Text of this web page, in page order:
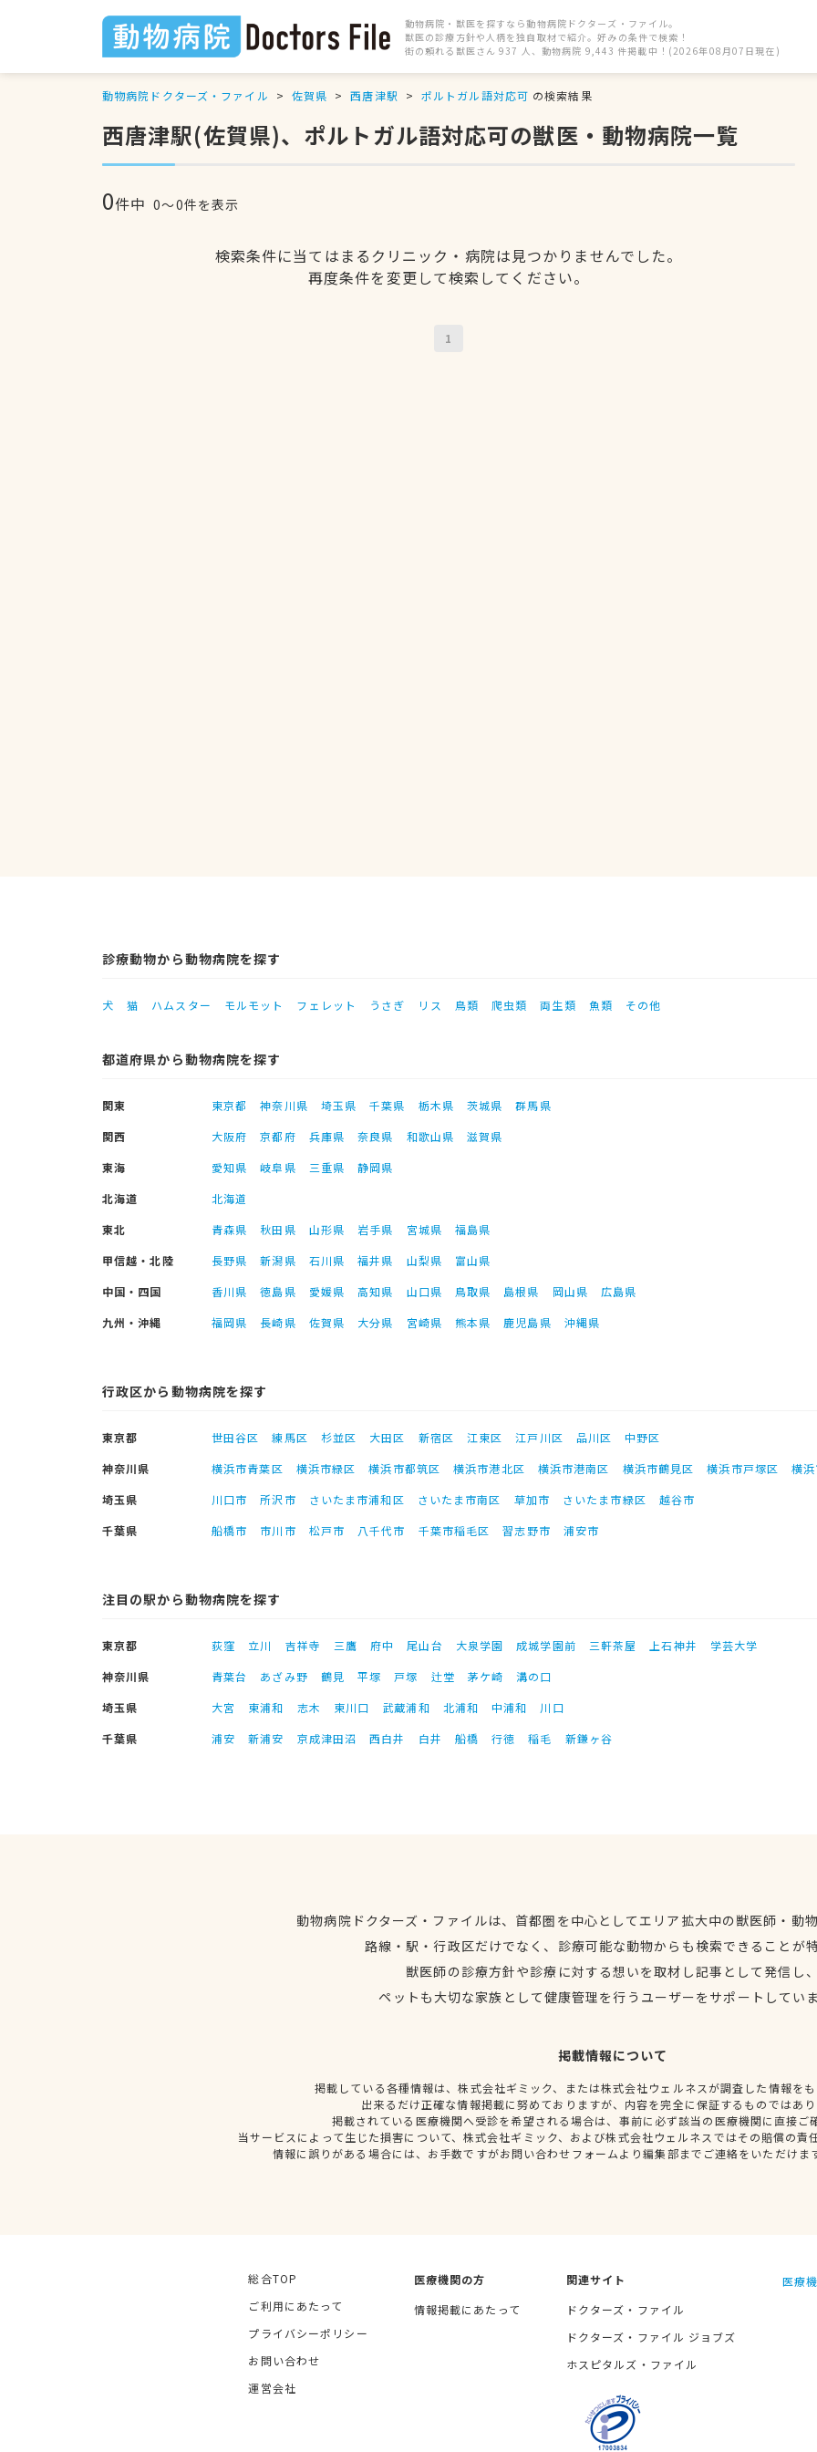
動物病院・獣医を探すなら動物病院ドクターズ・ファイル。
獣医の診療方針や人柄を独自取材で紹介。好みの条件で検索！
街の頼れる獣医さん 937 人、動物病院 9,443 件掲載中！(2026年08月07日現在)
動物病院ドクターズ・ファイル 佐賀県 西唐津駅 ポルトガル語対応可 の検索結果
西唐津駅(佐賀県)、ポルトガル語対応可の獣医・動物病院一覧
0件中 0〜0件を表示
検索条件に当てはまるクリニック・病院は見つかりませんでした。
再度条件を変更して検索してください。
1
診療動物から動物病院を探す
犬 猫 ハムスター モルモット フェレット うさぎ リス 鳥類 爬虫類 両生類 魚類 その他
都道府県から動物病院を探す
関東 東京都 神奈川県 埼玉県 千葉県 栃木県 茨城県
群馬県
関西
大阪府 京都府 兵庫県 奈良県 和歌山県
滋賀県
東海
愛知県 岐阜県 三重県
静岡県
北海道
北海道
東北
青森県 秋田県 山形県 岩手県 宮城県
福島県
甲信越・北陸
長野県 新潟県 石川県 福井県 山梨県
富山県
中国・四国
香川県 徳島県 愛媛県 高知県 山口県 鳥取県 島根県 岡山県
広島県
九州・沖縄
福岡県 長崎県 佐賀県 大分県 宮崎県 熊本県 鹿児島県 沖縄県
行政区から動物病院を探す
東京都 世田谷区 練馬区 杉並区 大田区 新宿区 江東区 江戸川区 品川区
中野区
神奈川県
横浜市青葉区 横浜市緑区 横浜市都筑区 横浜市港北区 横浜市港南区 横浜市鶴見区 横浜市戸塚区
横
埼玉県
川口市 所沢市 さいたま市浦和区 さいたま市南区 草加市 さいたま市緑区
越谷市
千葉県
船橋市 市川市 松戸市 八千代市 千葉市稲毛区 習志野市 浦安市
注目の駅から動物病院を探す
東京都 荻窪 立川 吉祥寺 三鷹 府中 尾山台 大泉学園 成城学園前 三軒茶屋 上石神井
学芸大学
神奈川県
青葉台 あざみ野 鶴見 平塚 戸塚 辻堂 茅ケ崎
溝の口
埼玉県
大宮 東浦和 志木 東川口 武蔵浦和 北浦和 中浦和
川口
千葉県
浦安 新浦安 京成津田沼 西白井 白井 船橋 行徳 稲毛 新鎌ヶ谷
動物病院ドクターズ・ファイルは、首都圏を中心としてエリア拡大中の獣医師・動
路線・駅・行政区だけでなく、診療可能な動物からも検索できることが
獣医師の診療方針や診療に対する想いを取材し記事として発信し
ペットも大切な家族として健康管理を行うユーザーをサポートしてい
掲載情報について
掲載している各種情報は、株式会社ギミック、または株式会社ウェルネスが調査した情報を
出来るだけ正確な情報掲載に努めておりますが、内容を完全に保証するものではあ
掲載されている医療機関へ受診を希望される場合は、事前に必ず該当の医療機関に直接ご
当サービスによって生じた損害について、株式会社ギミック、および株式会社ウェルネスではその賠償の責
情報に誤りがある場合には、お手数ですがお問い合わせフォームより編集部までご連絡をいただけま
総合TOP
ご利用にあたって
プライバシーポリシー
お問い合わせ
運営会社
医療機関の方
情報掲載にあたって
関連サイト
ドクターズ・ファイル
ドクターズ・ファイル ジョブズ
ホスピタルズ・ファイル
医療